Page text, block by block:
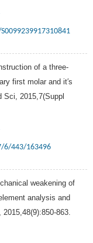
of a three-
first molar and it′s
Sci 2015 7(Suppl
6/443/163496
weakening of
analysis and
2015 48(9):850-863.